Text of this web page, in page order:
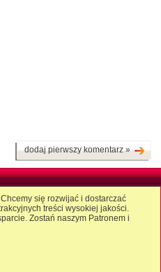
dodaj pierwszy komentarz »
się rozwijać i dostarczać
treści wysokiej jakości.
Zostań naszym Patronem i